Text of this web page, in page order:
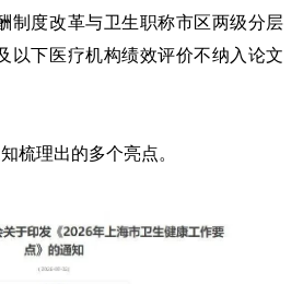
制度改革与卫生职称市区两级分层
以下医疗机构绩效评价不纳入论文
梳理出的多个亮点。